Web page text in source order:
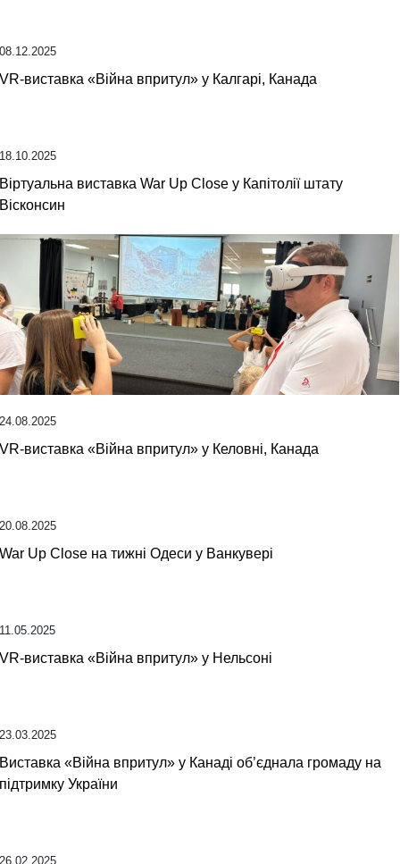
08.12.2025
VR-виставка «Війна впритул» у Калгарі, Канада
18.10.2025
Віртуальна виставка War Up Close у Капітолії штату
Вісконсин
24.08.2025
VR-виставка «Війна впритул» у Келовні, Канада
20.08.2025
War Up Close на тижні Одеси у Ванкувері
11.05.2025
VR-виставка «Війна впритул» у Нельсоні
23.03.2025
Виставка «Війна впритул» у Канаді об’єднала громаду на
підтримку України
26.02.2025